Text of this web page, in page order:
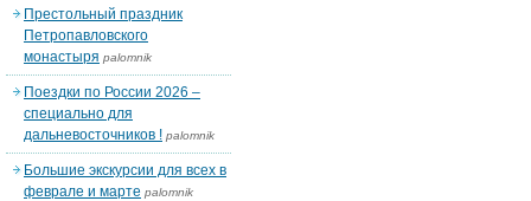
Престольный праздник
Петропавловского
монастыря palomnik
Поездки по России 2026 –
специально для
дальневосточников ! palomnik
Большие экскурсии для всех в
феврале и марте palomnik